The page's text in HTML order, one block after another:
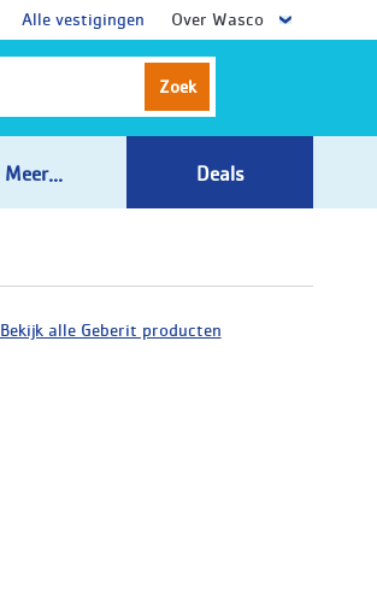
Alle vestigingen Over Wasco
Zoek
Meer... Deals
Bekijk alle Geberit producten